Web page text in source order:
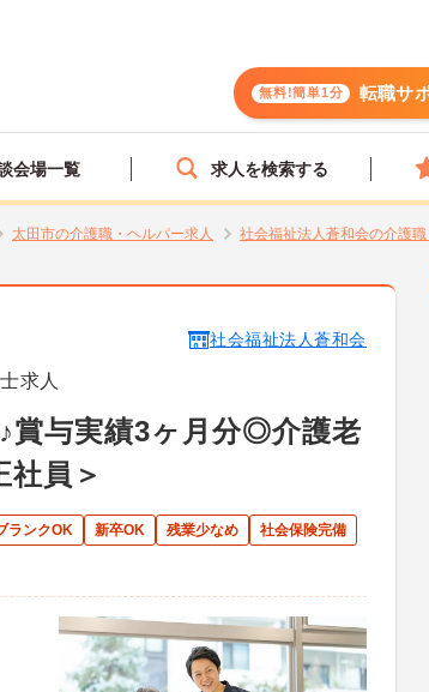
無料!簡単1分 転職サ
会場一覧 求人を検索する
太田市の介護職・ヘルパー求人
社会福祉法人蒼和会の介護
社会福祉法人蒼和会
求人
賞与実績3ヶ月分◎介護老
員＞
ランクOK 新卒OK 残業少なめ
社会保険完備